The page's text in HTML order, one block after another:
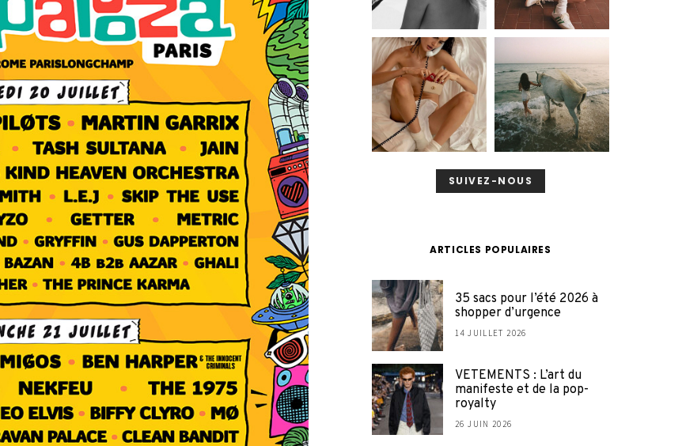
SUIVEZ-NOUS
ARTICLES POPULAIRES
35 sacs pour l’été 2026 à
shopper d’urgence
14 JUILLET 2026
VETEMENTS : L’art du
manifeste et de la pop-
royalty
26 JUIN 2026